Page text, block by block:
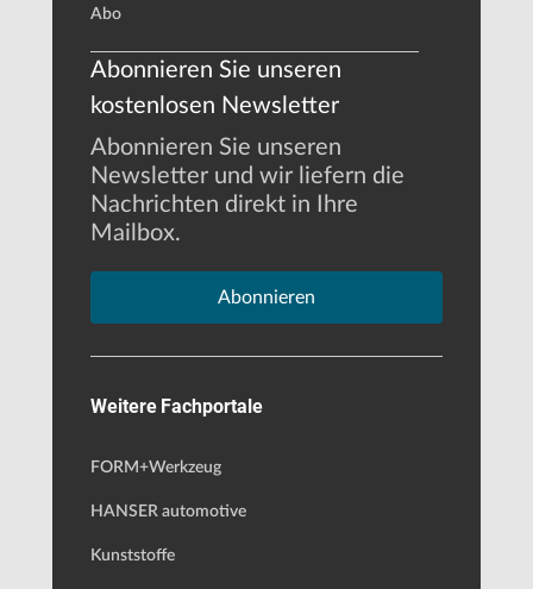
Abo
Abonnieren Sie unseren
kostenlosen Newsletter
Abonnieren Sie unseren
Newsletter und wir liefern die
Nachrichten direkt in Ihre
Mailbox.
Abonnieren
Weitere Fachportale
FORM+Werkzeug
HANSER automotive
Kunststoffe